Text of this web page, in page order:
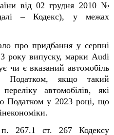
від 02 грудня 2010 №
– Кодекс), у межах
про придбання у серпні
року випуску, марки Audi
чи є вказаний автомобіль
Податком, якщо такий
автомобілів, які
Податком у 2023 році, що
267.1 ст. 267 Кодексу